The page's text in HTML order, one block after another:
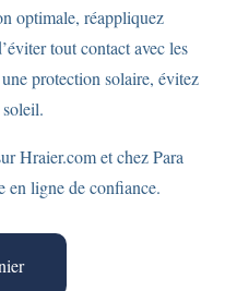
optimale, réappliquez
tout contact avec les
protection solaire, évitez
Hraier.com et chez Para
en ligne de confiance.